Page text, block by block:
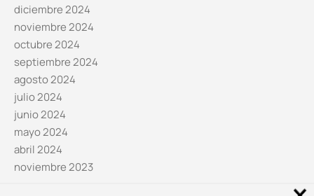
diciembre 2024
noviembre 2024
octubre 2024
septiembre 2024
agosto 2024
julio 2024
junio 2024
mayo 2024
abril 2024
noviembre 2023